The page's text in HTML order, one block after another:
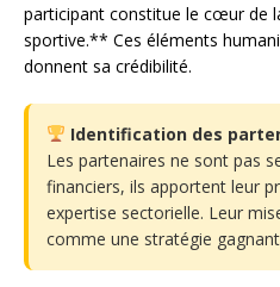
participant constitue le cœur de
sportive.** Ces éléments
donnent sa crédibilité.
Identification des
Les partenaires ne sont pas
financiers, ils apportent leur
expertise sectorielle. Leur
comme une stratégie